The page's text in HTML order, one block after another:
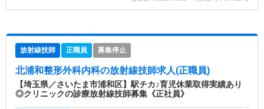
放射線技師 正職員 募集停止
北浦和整形外科内科の放射線技師求人(正職員)
【埼玉県／さいたま市浦和区】駅チカ♪育児休業取得実績あり
◎クリニックの診療放射線技師募集《正社員》